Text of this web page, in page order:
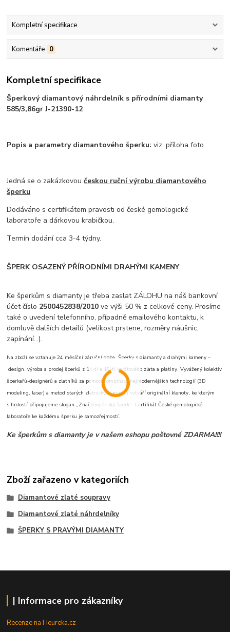
Kompletní specifikace
Komentáře 0
Kompletní specifikace
Šperkový diamantový náhrdelník s přírodními diamanty
585/3,86gr J-21390-12
Popis a parametry diamantového šperku: viz. příloha foto
Jedná se o zakázkovoučeskou ruční výrobu diamantového
šperku
Dodáváno s certifikátem pravosti od české gemologické
laboratoře a dárkovou krabičkou.
Termín dodání cca 3-4 týdny.
ŠPERK OSAZENÝ PŘÍRODNÍMI DRAHÝMI KAMENY
Ke šperkům s diamanty je třeba zaslat ZÁLOHU na náš bankovní
účet číslo 2500452838/2010ve výši 50 % z celkové ceny. Prosíme
také o uvedení telefonního, případně emailového kontaktu, k
domluvě dalších detailů (velikost prstene, rozměry náušnic,
zapínání...).
Na zboží se vztahuje 24 měsíční záruční doba. Šperky s diamanty a drahými kameny –
design, výroba a prodej šperků z 14-ti a 18-ti karátového zlata a platiny. Vyvážený kolektiv
šperkařů-designérů a zlatníků za pomoci kombinace nejmodernějších technologií (3D
modeling, laser) a metod starých zlatnických mistrů vytváří originální klenoty, ke kterým
s hrdostí připojujeme slogan „Značkový český šperk“. Certifikát České gemologické
laboratoře ke každému šperku je samozřejmostí.
Ke šperkům s diamanty je v našem eshopu poštovné ZDARMA!!!!
Zboží zařazeno v kategoriích
Diamantové zlaté soupravy
Diamantové zlaté náhrdelníky
ŠPERKY S PRAVÝMI DIAMANTY
| Informace pro zákazníky
Recenze na Heureka.cz